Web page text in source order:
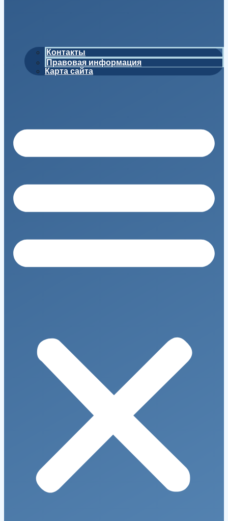
Контакты
Правовая информация
Карта сайта